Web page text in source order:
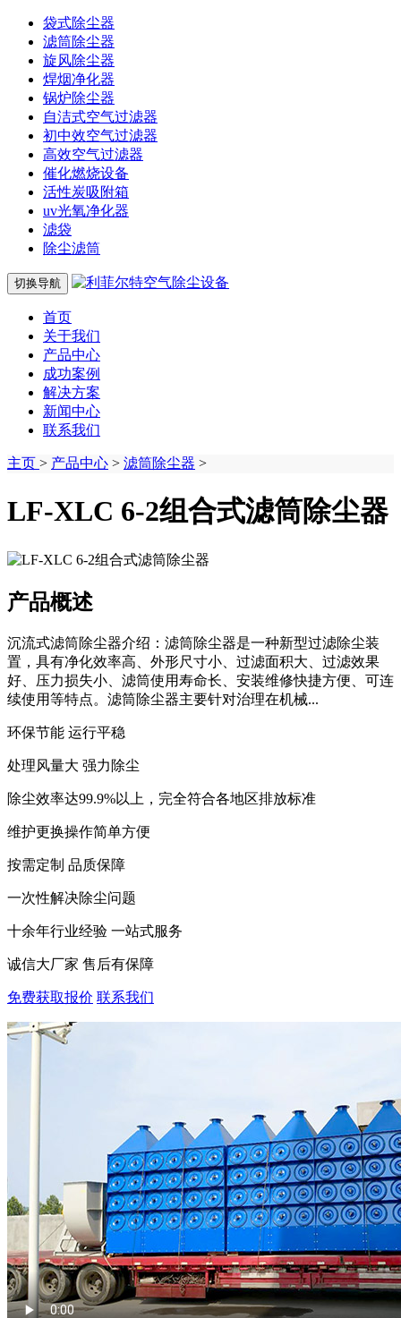
袋式除尘器
滤筒除尘器
旋风除尘器
焊烟净化器
锅炉除尘器
自洁式空气过滤器
初中效空气过滤器
高效空气过滤器
催化燃烧设备
活性炭吸附箱
uv光氧净化器
滤袋
除尘滤筒
切换导航
首页
关于我们
产品中心
成功案例
解决方案
新闻中心
联系我们
主页 > 产品中心 > 滤筒除尘器 >
LF-XLC 6-2组合式滤筒除尘器
产品概述
沉流式滤筒除尘器介绍：滤筒除尘器是一种新型过滤除尘装
置，具有净化效率高、外形尺寸小、过滤面积大、过滤效果
好、压力损失小、滤筒使用寿命长、安装维修快捷方便、可连
续使用等特点。滤筒除尘器主要针对治理在机械...
环保节能 运行平稳
处理风量大 强力除尘
除尘效率达99.9%以上，完全符合各地区排放标准
维护更换操作简单方便
按需定制 品质保障
一次性解决除尘问题
十余年行业经验 一站式服务
诚信大厂家 售后有保障
免费获取报价 联系我们